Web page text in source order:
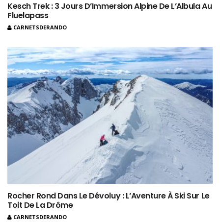
Kesch Trek : 3 Jours D’Immersion Alpine De L’Albula Au
Fluelapass
CARNETSDERANDO
Rocher Rond Dans Le Dévoluy : L’Aventure À Ski Sur Le
Toit De La Drôme
CARNETSDERANDO